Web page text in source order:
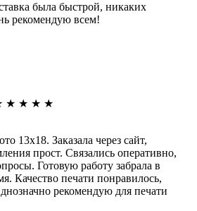
была быстрой, никаких
рекомендую всем!
★ ★ ★ ★
13х18. Заказала через сайт,
прост. Связались оперативно,
Готовую работу забрала в
Качество печати понравилось,
рекомендую для печати